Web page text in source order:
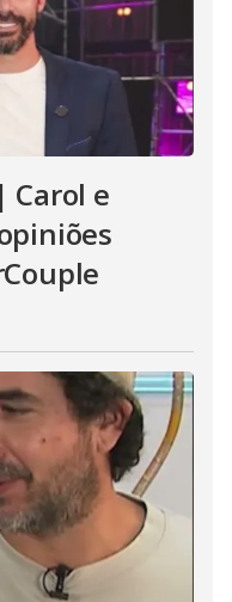
Carol e